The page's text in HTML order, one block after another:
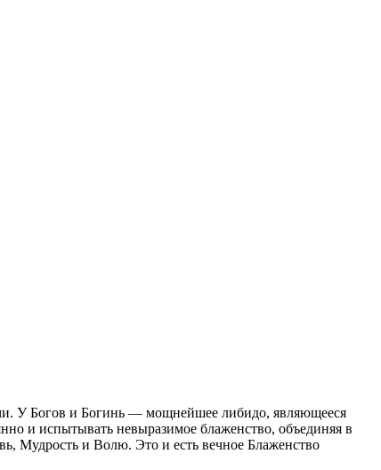
У Богов и Богинь — мощнейшее либидо, являющееся
и испытывать невыразимое блаженство, объединяя в
Мудрость и Волю. Это и есть вечное Блаженство